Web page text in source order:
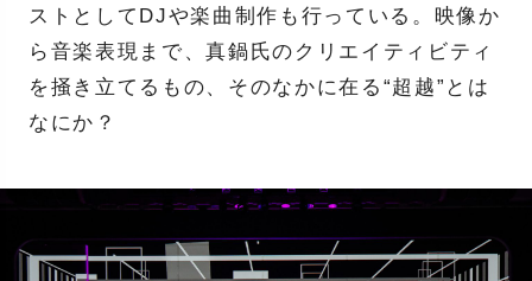
ストとしてDJや楽曲制作も行っている。映像か
ら音楽表現まで、真鍋氏のクリエイティビティ
を掻き立てるもの、そのなかに在る“超越”とは
なにか？